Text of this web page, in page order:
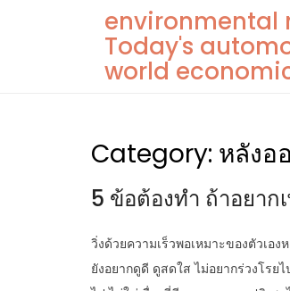
environmental
Today's
world
Category: หลังอ
5 ข้อต้องทำ ถ้าอยาก
วิ่งด้วยความเร็วพอเหมาะของตัวเอ
ยังอยากดูดี ดูสดใส ไม่อยากร่วงโร